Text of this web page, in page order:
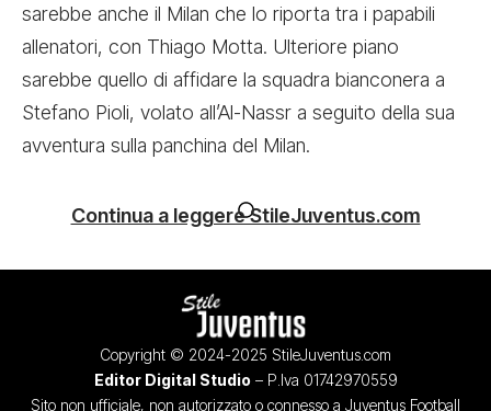
sarebbe anche il Milan che lo riporta tra i papabili
allenatori, con Thiago Motta. Ulteriore piano
sarebbe quello di affidare la squadra bianconera a
Stefano Pioli, volato all’Al-Nassr a seguito della sua
avventura sulla panchina del Milan.
Continua a leggere StileJuventus.com
Copyright © 2024-2025 StileJuventus.com
Editor Digital Studio – P.Iva 01742970559
Sito non ufficiale, non autorizzato o connesso a Juventus Football